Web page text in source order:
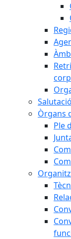
Òrgans
Ple